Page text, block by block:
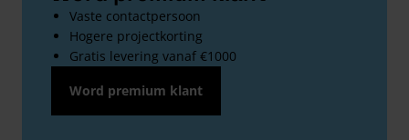
Vaste contactpersoon
Hogere projectkorting
Gratis levering vanaf €1000
Word premium klant